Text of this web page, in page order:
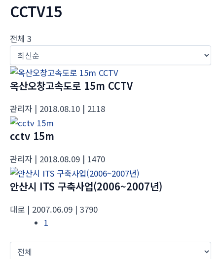
CCTV15
전체 3
옥산오창고속도로 15m CCTV
관리자 | 2018.08.10 | 2118
cctv 15m
관리자 | 2018.08.09 | 1470
안산시 ITS 구축사업(2006~2007년)
대로 | 2007.06.09 | 3790
1